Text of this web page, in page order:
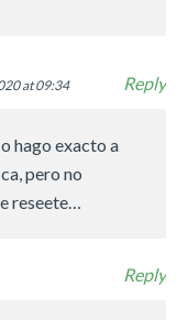
at 09:34 Reply
hago exacto a
pero no
reseete…
Reply